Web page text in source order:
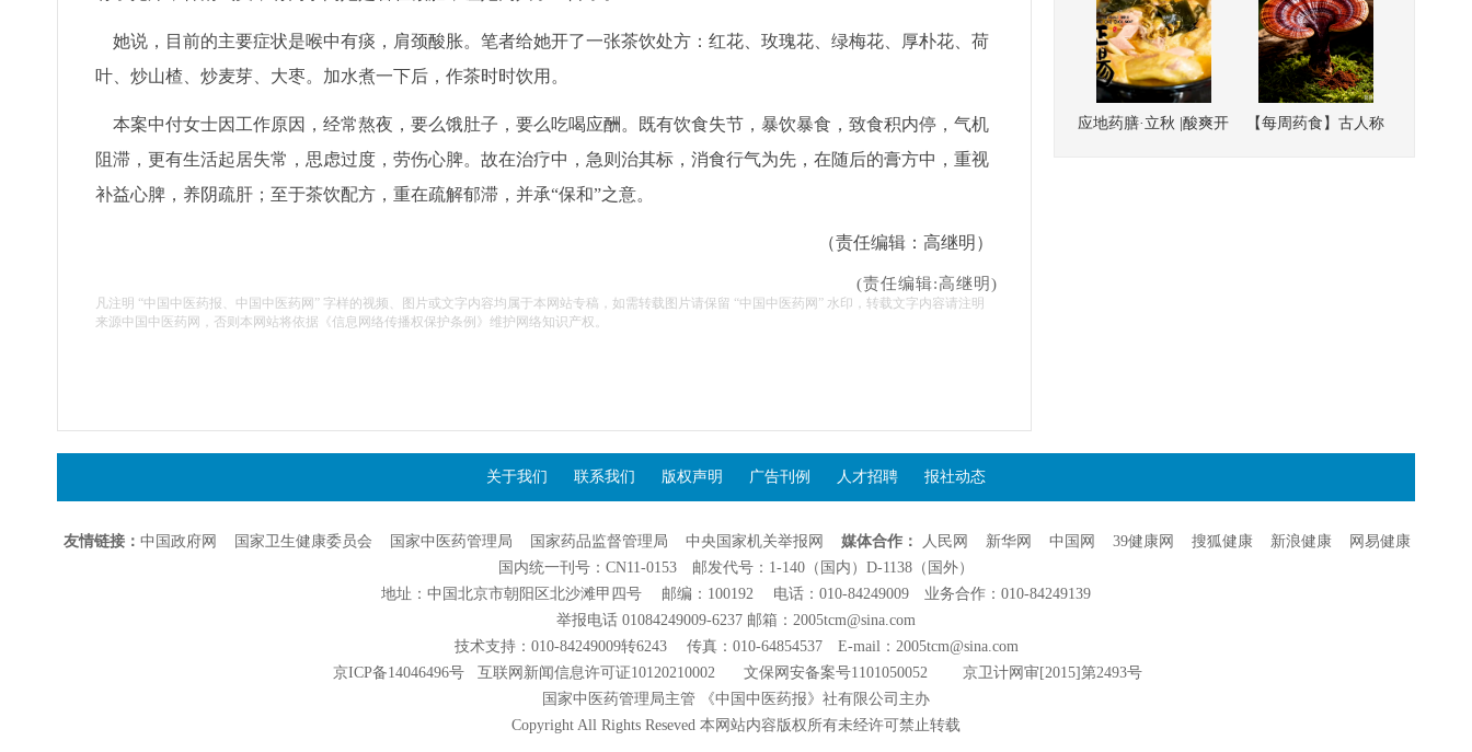
她说，目前的主要症状是喉中有痰，肩颈酸胀。笔者给她开了一张茶饮处方：红花、玫瑰花、绿梅花、厚朴花、荷
叶、炒山楂、炒麦芽、大枣。加水煮一下后，作茶时时饮用。
本案中付女士因工作原因，经常熬夜，要么饿肚子，要么吃喝应酬。既有饮食失节，暴饮暴食，致食积内停，气机
阻滞，更有生活起居失常，思虑过度，劳伤心脾。故在治疗中，急则治其标，消食行气为先，在随后的膏方中，重视
补益心脾，养阴疏肝；至于茶饮配方，重在疏解郁滞，并承“保和”之意。
（责任编辑：高继明）
(责任编辑:高继明)
凡注明 “中国中医药报、中国中医药网” 字样的视频、图片或文字内容均属于本网站专稿，如需转载图片请保留 “中国中医药网” 水印，转载文字内容请注明
来源中国中医药网，否则本网站将依据《信息网络传播权保护条例》维护网络知识产权。
应地药膳·立秋 |酸爽开
【每周药食】古人称
关于我们 联系我们 版权声明 广告刊例 人才招聘 报社动态
友情链接： 中国政府网 国家卫生健康委员会 国家中医药管理局 国家药品监督管理局 中央国家机关举报网 媒体合作： 人民网 新华网 中国网 39健康网 搜狐健康 新浪健康
网易健康
国内统一刊号：CN11-0153 邮发代号：1-140（国内）D-1138（国外）
地址：中国北京市朝阳区北沙滩甲四号 邮编：100192 电话：010-84249009 业务合作：010-84249139
举报电话 01084249009-6237 邮箱：2005tcm@sina.com
技术支持：010-84249009转6243 传真：010-64854537 E-mail：2005tcm@sina.com
京ICP备14046496号
互联网新闻信息许可证10120210002文保网安备案号1101050052 京卫计网审[2015]第2493号
国家中医药管理局主管 《中国中医药报》社有限公司主办
Copyright All Rights Reseved 本网站内容版权所有未经许可禁止转载